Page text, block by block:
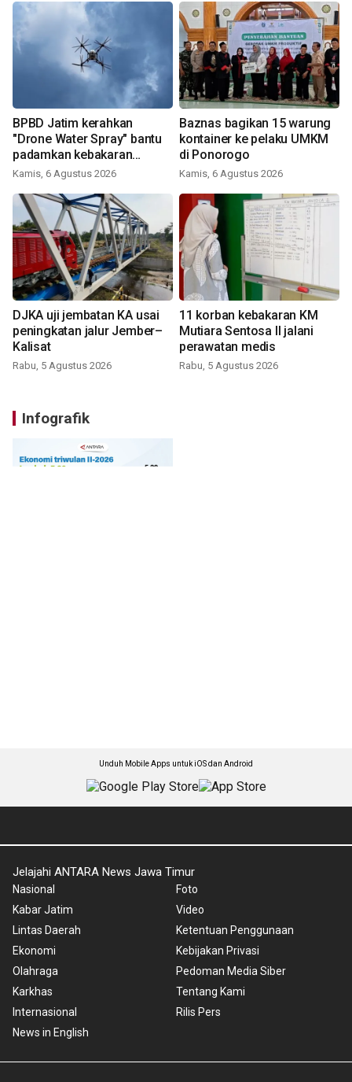
BPBD Jatim kerahkan
"Drone Water Spray" bantu
padamkan kebakaran
Bromo
Kamis, 6 Agustus 2026
Baznas bagikan 15 warung
kontainer ke pelaku UMKM
di Ponorogo
Kamis, 6 Agustus 2026
DJKA uji jembatan KA usai
peningkatan jalur Jember–
Kalisat
Rabu, 5 Agustus 2026
11 korban kebakaran KM
Mutiara Sentosa II jalani
perawatan medis
Rabu, 5 Agustus 2026
Infografik
Unduh Mobile Apps untuk iOS dan Android
Jelajahi ANTARA News Jawa Timur
Nasional
Kabar Jatim
Lintas Daerah
Ekonomi
Olahraga
Karkhas
Internasional
News in English
Foto
Video
Ketentuan Penggunaan
Kebijakan Privasi
Pedoman Media Siber
Tentang Kami
Rilis Pers